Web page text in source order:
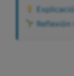
Reflexión